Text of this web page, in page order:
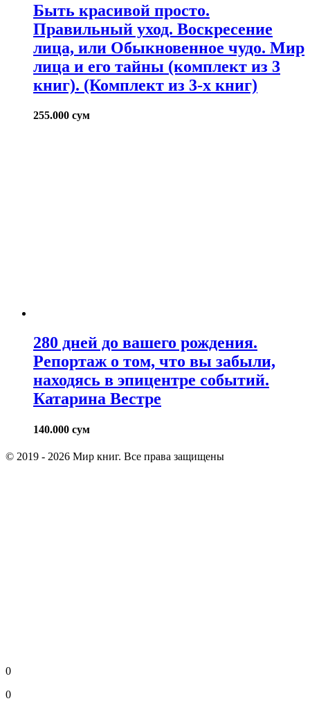
Быть красивой просто.
Правильный уход. Воскресение
лица, или Обыкновенное чудо. Мир
лица и его тайны (комплект из 3
книг). (Комплект из 3-х книг)
255.000 сум
280 дней до вашего рождения.
Репортаж о том, что вы забыли,
находясь в эпицентре событий.
Катарина Вестре
140.000 сум
© 2019 - 2026 Мир книг. Все права защищены
0
0